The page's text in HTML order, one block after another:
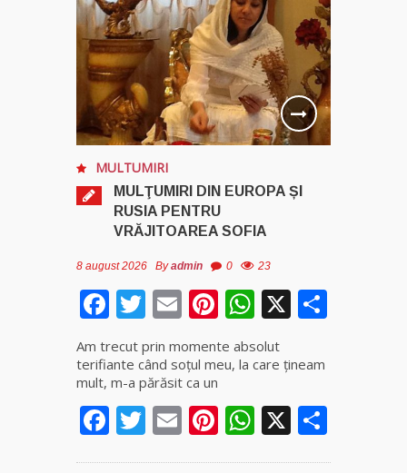
MULTUMIRI
MULŢUMIRI DIN EUROPA ȘI
RUSIA PENTRU
VRĂJITOAREA SOFIA
8 august 2026 Byadmin 0 23
Facebook
Twitter
EmailPinterest
WhatsApp
X
Am trecut prin momente absolut
terifiante când soţul meu, la care ţineam
mult, m-a părăsit ca un
Facebook
Twitter
EmailPinterest
WhatsApp
X